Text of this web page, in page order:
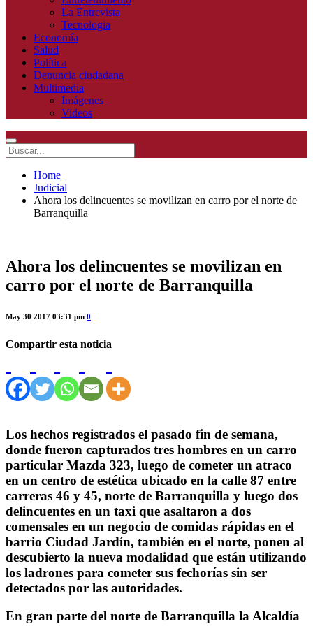
La Entrevista
Tecnologia
Economía
Salud
Política
Denuncia ciudadana
Multimedia
Imágenes
Videos
Home
Judicial
Ahora los delincuentes se movilizan en carro por el norte de
Barranquilla
Ahora los delincuentes se movilizan en
carro por el norte de Barranquilla
May 30 2017 03:31 pm 0
Compartir esta noticia
Los hechos registrados el pasado fin de semana,
donde fueron capturados tres hombres en un carro
particular Mazda 323, luego de cometer un atraco
en un centro de estética ubicado en la calle 87 entre
carreras 46 y 45, norte de Barranquilla y luego dos
delincuentes en un taxi que asaltaron a dos
comensales en un negocio de comidas rápidas en el
barrio Ciudad Jardín, también en el norte, ponen al
descubierto la nueva modalidad que están utilizando
los ladrones para cometer sus fechorías sin ser
detectados por las autoridades.
En gran parte del norte de Barranquilla la Alcaldía